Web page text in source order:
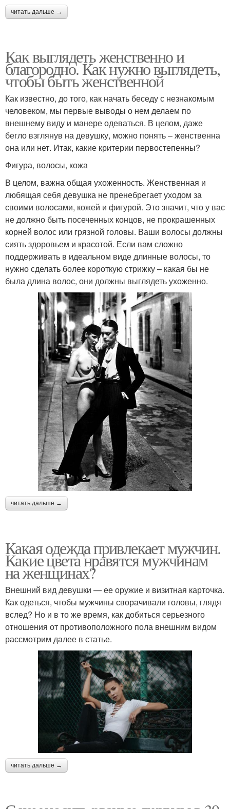
читать дальше →
Как выглядеть женственно и
благородно. Как нужно выглядеть,
чтобы быть женственной
Как известно, до того, как начать беседу с незнакомым
человеком, мы первые выводы о нем делаем по
внешнему виду и манере одеваться. В целом, даже
бегло взглянув на девушку, можно понять – женственна
она или нет. Итак, какие критерии первостепенны?
Фигура, волосы, кожа
В целом, важна общая ухоженность. Женственная и
любящая себя девушка не пренебрегает уходом за
своими волосами, кожей и фигурой. Это значит, что у вас
не должно быть посеченных концов, не прокрашенных
корней волос или грязной головы. Ваши волосы должны
сиять здоровьем и красотой. Если вам сложно
поддерживать в идеальном виде длинные волосы, то
нужно сделать более короткую стрижку – какая бы не
была длина волос, они должны выглядеть ухоженно.
читать дальше →
Какая одежда привлекает мужчин.
Какие цвета нравятся мужчинам
на женщинах?
Внешний вид девушки — ее оружие и визитная карточка.
Как одеться, чтобы мужчины сворачивали головы, глядя
вслед? Но и в то же время, как добиться серьезного
отношения от противоположного пола внешним видом
рассмотрим далее в статье.
читать дальше →